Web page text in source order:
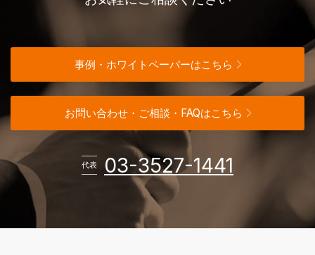
事例・ホワイトペーパーはこちら
お問い合わせ・ご相談・FAQはこちら
代表 03-3527-1441